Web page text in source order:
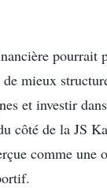
pourrait
de mieux
et investir
côté de la JS
comme une